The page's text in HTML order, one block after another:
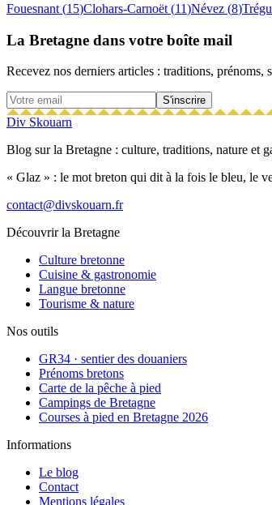
Fouesnant (15)Clohars-Carnoët (11)Névez (8)
La Bretagne dans votre boîte mail
Recevez nos derniers articles : traditions, prénoms,
S'inscrire
Div Skouarn
Blog sur la Bretagne : culture, traditions, nature et
« Glaz » : le mot breton qui dit à la fois le bleu, le
contact@divskouarn.fr
Découvrir la Bretagne
Culture bretonne
Cuisine & gastronomie
Langue bretonne
Tourisme & nature
Nos outils
GR34 · sentier des douaniers
Prénoms bretons
Carte de la pêche à pied
Campings de Bretagne
Courses à pied en Bretagne 2026
Informations
Le blog
Contact
Mentions légales